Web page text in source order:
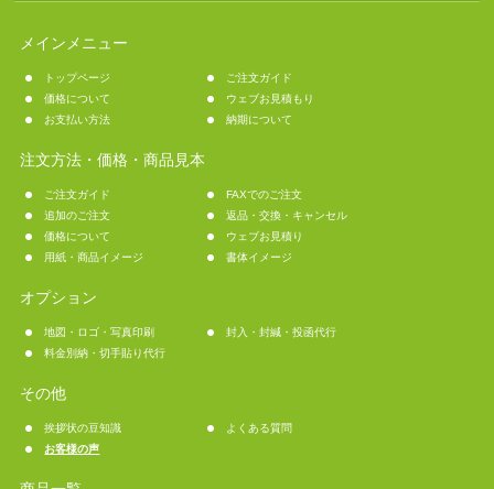
メインメニュー
トップページ
ご注文ガイド
価格について
ウェブお見積もり
お支払い方法
納期について
注文方法・価格・商品見本
ご注文ガイド
FAXでのご注文
追加のご注文
返品・交換・キャンセル
価格について
ウェブお見積り
用紙・商品イメージ
書体イメージ
オプション
地図・ロゴ・写真印刷
封入・封緘・投函代行
料金別納・切手貼り代行
その他
挨拶状の豆知識
よくある質問
お客様の声